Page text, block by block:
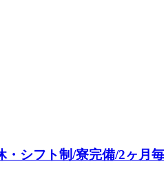
シフト制/寮完備/2ヶ月